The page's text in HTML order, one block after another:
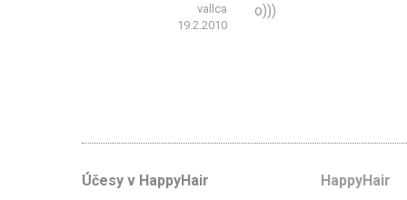
vallca
19.2.2010
o)))
Účesy v HappyHair HappyHair